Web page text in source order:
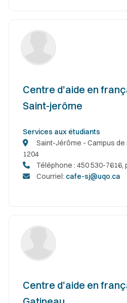
Centre d'aide en
Saint-jerôme
Services aux étudiants
Saint-Jérôme - Campus
1204
Téléphone : 450 530-7616,
Courriel: cafe-sj@uqo.ca
Centre d'aide en